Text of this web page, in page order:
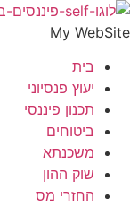
דלג
לתוכן
My WebSite
בית
יעוץ פנסיוני
תכנון פיננסי
ביטוחים
משכנתא
שוק ההון
החזרי מס